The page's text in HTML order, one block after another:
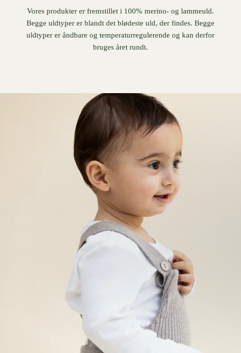
Vores produkter er fremstillet i 100% merino- og lammeuld.
Begge uldtyper er blandt det blødeste uld, der findes. Begge
uldtyper er åndbare og temperaturregulerende og kan derfor
bruges året rundt.